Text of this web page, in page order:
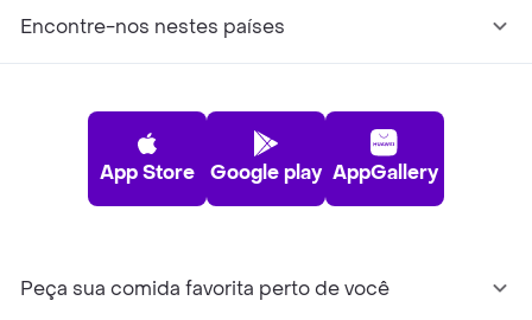
Encontre-nos nestes países
App Store Google play AppGallery
Peça sua comida favorita perto de você